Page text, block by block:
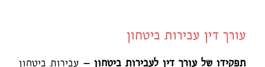
עורך דין עבירות ביטחון
תפקידו של עורך דין לעבירות ביטחון – עבירות ביטחון